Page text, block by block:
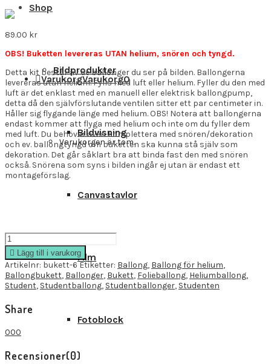
Shop
Bildprodukter
Bildvisning
Canvastavlor
Film
Fotoblock
VarukorgVarukorg0
Varukorgen är tom.
89.00 kr
OBS! Buketten levereras UTAN helium, snören och tyngd.
Detta kit består av de ballonger du ser på bilden. Ballongerna
levereras utan helium. Fylls med luft eller helium. Fyller du den med
luft är det enklast med en manuell eller elektrisk ballongpump,
detta då den självförslutande ventilen sitter ett par centimeter in.
Håller sig flygande länge med helium. OBS! Notera att ballongerna
endast kommer att flyga med helium och inte om du fyller dem
med luft. Du behöver även komplettera med snören/dekoration
och ev. ballongtyngd om buketten ska kunna stå själv som
dekoration. Det går såklart bra att binda fast den med snören
också. Snörena som syns i bilden ingår ej utan är endast ett
montageförslag.
Ballongbukett
Standard
Gul
Folieballong
Heliumballong
quantity
Lägg till i varukorg
Artikelnr: bukett-6 Etiketter: Ballong, Ballong för helium,
Ballongbukett, Ballonger, Bukett, Folieballong, Heliumballong,
Student, Studentballong, Studentballonger, Studenten
Share
000
Recensioner(0)